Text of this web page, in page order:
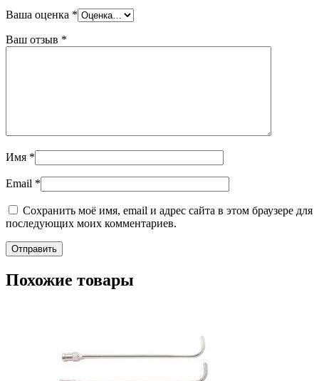
Ваша оценка *
Ваш отзыв *
Имя *
Email *
Сохранить моё имя, email и адрес сайта в этом браузере для
последующих моих комментариев.
Похожие товары